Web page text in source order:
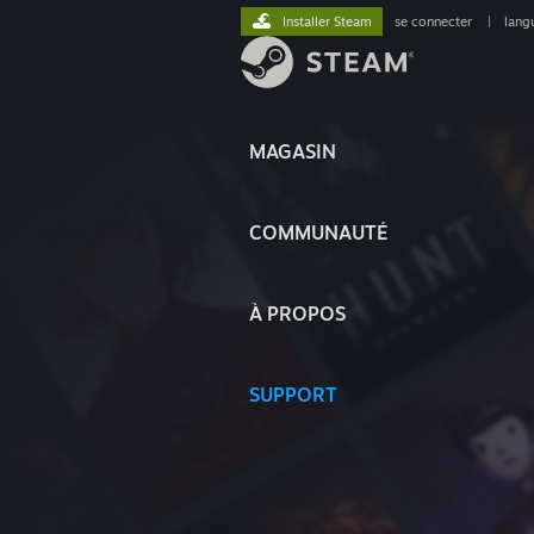
MAGASIN
COMMUNAUTÉ
À PROPOS
SUPPORT
Installer Steam se connecter